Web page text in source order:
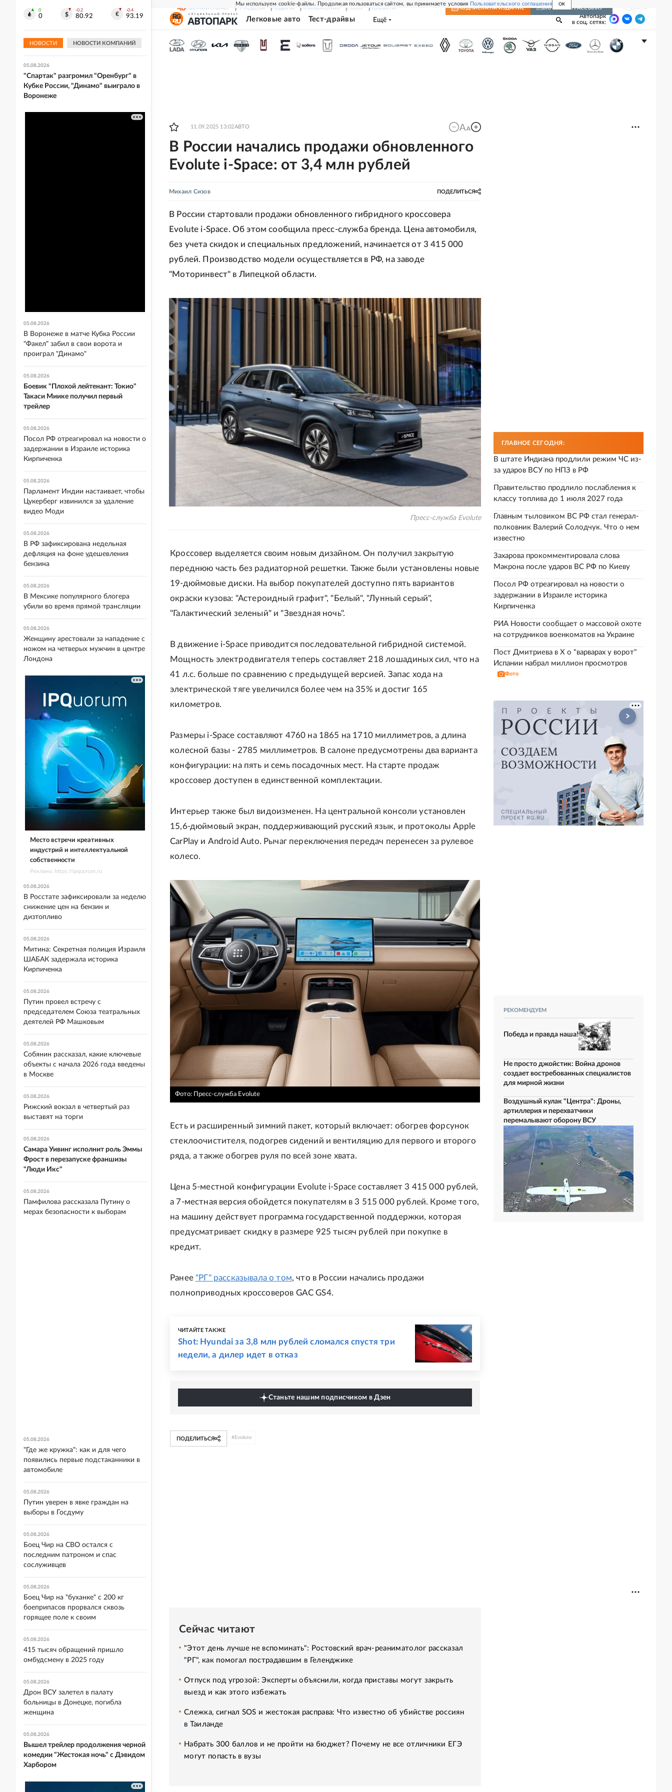
Мы используем cookie-файлы. Продолжая пользоваться сайтом, вы принимаете условия Пользовательского соглашения OK
СВЕЖИЙ НОМЕР РГ-НЕДЕЛЯ РОДИНА ПРИЛОЖЕНИЯ СОЮЗ НОВОСТИ ПОДПИСКА НА ИЗДАНИЕ ВКЛЮЧИТЬ РАССЫЛКУ
Легковые авто Тест-драйвы Ещё
Автопарк
в соц. сетях:
11.09.2025 13:02АВТО
В России начались продажи обновленного
Evolute i-Space: от 3,4 млн рублей
Михаил Сизов ПОДЕЛИТЬСЯ
В России стартовали продажи обновленного гибридного кроссовера
Evolute i-Space. Об этом сообщила пресс-служба бренда. Цена автомобиля,
без учета скидок и специальных предложений, начинается от 3 415 000
рублей. Производство модели осуществляется в РФ, на заводе
"Моторинвест" в Липецкой области.
Пресс-служба Evolute
Кроссовер выделяется своим новым дизайном. Он получил закрытую
переднюю часть без радиаторной решетки. Также были установлены новые
19-дюймовые диски. На выбор покупателей доступно пять вариантов
окраски кузова: "Астероидный графит", "Белый", "Лунный серый",
"Галактический зеленый" и "Звездная ночь".
В движение i-Space приводится последовательной гибридной системой.
Мощность электродвигателя теперь составляет 218 лошадиных сил, что на
41 л.с. больше по сравнению с предыдущей версией. Запас хода на
электрической тяге увеличился более чем на 35% и достиг 165
километров.
Размеры i-Space составляют 4760 на 1865 на 1710 миллиметров, а длина
колесной базы - 2785 миллиметров. В салоне предусмотрены два варианта
конфигурации: на пять и семь посадочных мест. На старте продаж
кроссовер доступен в единственной комплектации.
Интерьер также был видоизменен. На центральной консоли установлен
15,6-дюймовый экран, поддерживающий русский язык, и протоколы Apple
CarPlay и Android Auto. Рычаг переключения передач перенесен за рулевое
колесо.
Фото: Пресс-служба Evolute
Есть и расширенный зимний пакет, который включает: обогрев форсунок
стеклоочистителя, подогрев сидений и вентиляцию для первого и второго
ряда, а также обогрев руля по всей зоне хвата.
Цена 5-местной конфигурации Evolute i-Space составляет 3 415 000 рублей,
а 7-местная версия обойдется покупателям в 3 515 000 рублей. Кроме того,
на машину действует программа государственной поддержки, которая
предусматривает скидку в размере 925 тысяч рублей при покупке в
кредит.
Ранее "РГ" рассказывала о том, что в России начались продажи
полноприводных кроссоверов GAC GS4.
ЧИТАЙТЕ ТАКЖЕ
Shot: Hyundai за 3,8 млн рублей сломался спустя три
недели, а дилер идет в отказ
Станьте нашим подписчиком в Дзен
ПОДЕЛИТЬСЯ # Evolute
Сейчас читают
"Этот день лучше не вспоминать": Ростовский врач-реаниматолог рассказал
"РГ", как помогал пострадавшим в Геленджике
Отпуск под угрозой: Эксперты объяснили, когда приставы могут закрыть
выезд и как этого избежать
Слежка, сигнал SOS и жестокая расправа: Что известно об убийстве россиян
в Таиланде
Набрать 300 баллов и не пройти на бюджет? Почему не все отличники ЕГЭ
могут попасть в вузы
ГЛАВНОЕ СЕГОДНЯ:
В штате Индиана продлили режим ЧС из-
за ударов ВСУ по НПЗ в РФ
Правительство продлило послабления к
классу топлива до 1 июля 2027 года
Главным тыловиком ВС РФ стал генерал-
полковник Валерий Солодчук. Что о нем
известно
Захарова прокомментировала слова
Макрона после ударов ВС РФ по Киеву
Посол РФ отреагировал на новости о
задержании в Израиле историка
Кирпиченка
РИА Новости сообщает о массовой охоте
на сотрудников военкоматов на Украине
Пост Дмитриева в X о "варварах у ворот"
Испании набрал миллион просмотров
Фото
РЕКОМЕНДУЕМ
Победа и правда наша!
Не просто джойстик: Война дронов
создает востребованных специалистов
для мирной жизни
Воздушный кулак "Центра": Дроны,
артиллерия и перехватчики
перемалывают оборону ВСУ
0
0
-0.2
80.92
-0.4
93.19
НОВОСТИ НОВОСТИ КОМПАНИЙ
05.08.2026
судов в Ормузском проливе
05.08.2026
"Спартак" разгромил "Оренбург" в
Кубке России, "Динамо" выиграло в
Воронеже
05.08.2026
В Воронеже в матче Кубка России
"Факел" забил в свои ворота и
проиграл "Динамо"
05.08.2026
Боевик "Плохой лейтенант: Токио"
Такаси Миике получил первый
трейлер
05.08.2026
Посол РФ отреагировал на новости о
задержании в Израиле историка
Кирпиченка
05.08.2026
Парламент Индии настаивает, чтобы
Цукерберг извинился за удаление
видео Моди
05.08.2026
В РФ зафиксирована недельная
дефляция на фоне удешевления
бензина
05.08.2026
В Мексике популярного блогера
убили во время прямой трансляции
05.08.2026
Женщину арестовали за нападение с
ножом на четверых мужчин в центре
Лондона
Место встречи креативных
индустрий и интеллектуальной
собственности
Реклама. https://ipquorum.ru
05.08.2026
В Росстате зафиксировали за неделю
снижение цен на бензин и
дизтопливо
05.08.2026
Митина: Секретная полиция Израиля
ШАБАК задержала историка
Кирпиченка
05.08.2026
Путин провел встречу с
председателем Союза театральных
деятелей РФ Машковым
05.08.2026
Собянин рассказал, какие ключевые
объекты с начала 2026 года введены
в Москве
05.08.2026
Рижский вокзал в четвертый раз
выставят на торги
05.08.2026
Самара Уивинг исполнит роль Эммы
Фрост в перезапуске франшизы
"Люди Икс"
05.08.2026
Памфилова рассказала Путину о
мерах безопасности к выборам
05.08.2026
"Где же кружка": как и для чего
появились первые подстаканники в
автомобиле
05.08.2026
Путин уверен в явке граждан на
выборы в Госдуму
05.08.2026
Боец Чир на СВО остался с
последним патроном и спас
сослуживцев
05.08.2026
Боец Чир на "буханке" с 200 кг
боеприпасов прорвался сквозь
горящее поле к своим
05.08.2026
415 тысяч обращений пришло
омбудсмену в 2025 году
05.08.2026
Дрон ВСУ залетел в палату
больницы в Донецке, погибла
женщина
05.08.2026
Вышел трейлер продолжения черной
комедии "Жестокая ночь" с Дэвидом
Харбором